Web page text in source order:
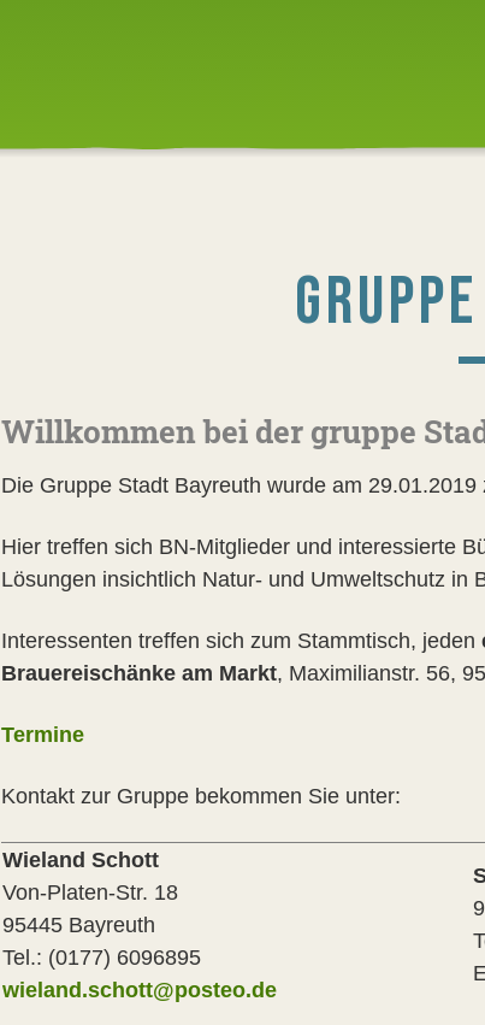
Willkommen bei der gruppe
Die Gruppe Stadt Bayreuth wurde am 29.01.2019
Hier treffen sich BN-Mitglieder und interessierte
Lösungen insichtlich Natur- und Umweltschutz in
Interessenten treffen sich zum Stammtisch, jeden
Brauereischänke am Markt, Maximilianstr. 56,
Termine
Kontakt zur Gruppe bekommen Sie unter:
Wieland Schott
Von-Platen-Str. 18
95445 Bayreuth
Tel.: (0177) 6096895
wieland.schott@posteo.de